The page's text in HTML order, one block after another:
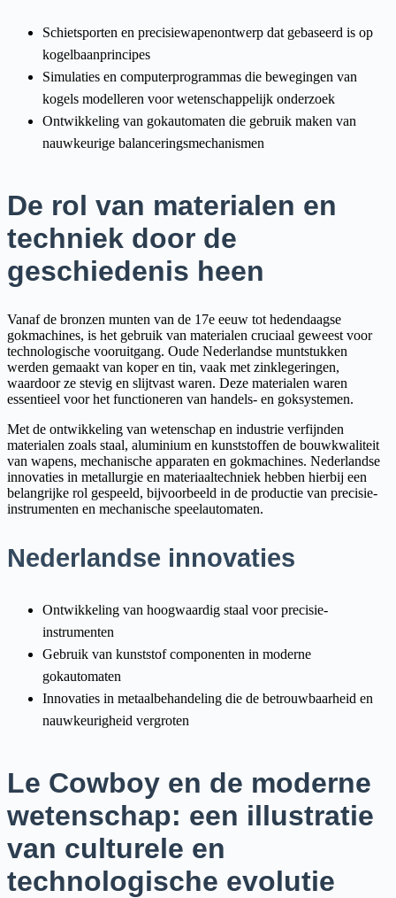
Schietsporten en precisiewapenontwerp dat gebaseerd is op
kogelbaanprincipes
Simulaties en computerprogrammas die bewegingen van
kogels modelleren voor wetenschappelijk onderzoek
Ontwikkeling van gokautomaten die gebruik maken van
nauwkeurige balanceringsmechanismen
De rol van materialen en
techniek door de
geschiedenis heen
Vanaf de bronzen munten van de 17e eeuw tot hedendaagse
gokmachines, is het gebruik van materialen cruciaal geweest voor
technologische vooruitgang. Oude Nederlandse muntstukken
werden gemaakt van koper en tin, vaak met zinklegeringen,
waardoor ze stevig en slijtvast waren. Deze materialen waren
essentieel voor het functioneren van handels- en goksystemen.
Met de ontwikkeling van wetenschap en industrie verfijnden
materialen zoals staal, aluminium en kunststoffen de bouwkwaliteit
van wapens, mechanische apparaten en gokmachines. Nederlandse
innovaties in metallurgie en materiaaltechniek hebben hierbij een
belangrijke rol gespeeld, bijvoorbeeld in de productie van precisie-
instrumenten en mechanische speelautomaten.
Nederlandse innovaties
Ontwikkeling van hoogwaardig staal voor precisie-
instrumenten
Gebruik van kunststof componenten in moderne
gokautomaten
Innovaties in metaalbehandeling die de betrouwbaarheid en
nauwkeurigheid vergroten
Le Cowboy en de moderne
wetenschap: een illustratie
van culturele en
technologische evolutie